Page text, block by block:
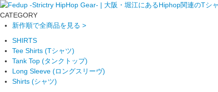
CATEGORY
新作順で全商品を見る >
SHIRTS
Tee Shirts (Tシャツ)
Tank Top (タンクトップ)
Long Sleeve (ロングスリーヴ)
Shirts (シャツ)